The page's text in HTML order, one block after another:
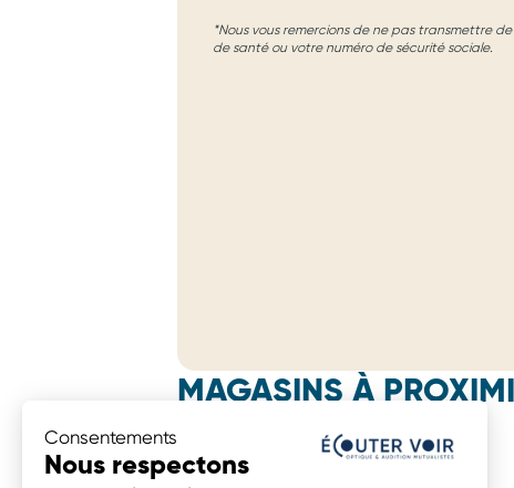
Consentements
Nous respectons
*Nous vous remercions de ne pas transmettre
de santé ou votre numéro de sécurité sociale.
MAGASINS À
361 rue Des Jardiniers,
69400 Villefranche Sur Saone